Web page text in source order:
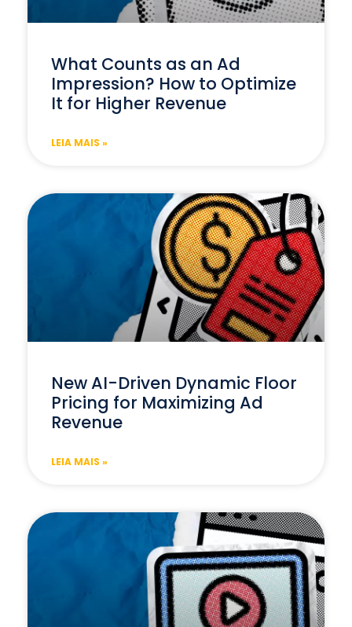
What Counts as an Ad
Impression? How to Optimize
It for Higher Revenue
LEIA MAIS »
New AI-Driven Dynamic Floor
Pricing for Maximizing Ad
Revenue
LEIA MAIS »